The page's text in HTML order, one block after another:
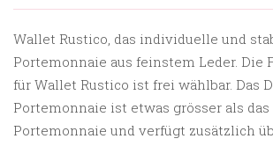
Wallet Rustico, das individuelle und
Portemonnaie aus feinstem Leder. Die
für Wallet Rustico ist frei wählbar. Das
Portemonnaie ist etwas grösser als
Portemonnaie und verfügt zusätzlich